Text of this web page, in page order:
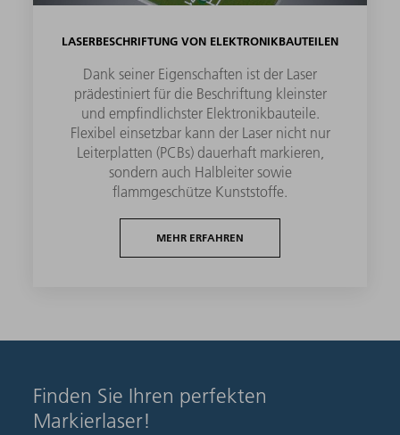
LASERBESCHRIFTUNG VON ELEKTRONIKBAUTEILEN
Dank seiner Eigenschaften ist der Laser
prädestiniert für die Beschriftung kleinster
und empfindlichster Elektronikbauteile.
Flexibel einsetzbar kann der Laser nicht nur
Leiterplatten (PCBs) dauerhaft markieren,
sondern auch Halbleiter sowie
flammgeschütze Kunststoffe.
MEHR ERFAHREN
Finden Sie Ihren perfekten
Markierlaser!